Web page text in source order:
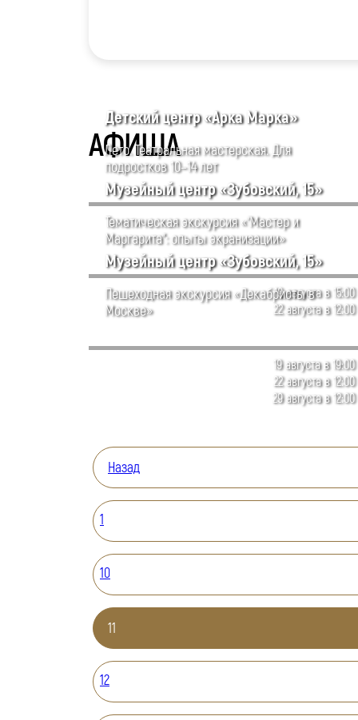
АФИША
Детский центр «Арка Марка»
Лето. Театральная мастерская. Для
подростков 10–14 лет
19 августа в 15:00
22 августа в 12:00
Музейный центр «Зубовский, 15»
Тематическая экскурсия «”Мастер и
Маргарита”: опыты экранизации»
19 августа в 19:00
22 августа в 12:00
29 августа в 12:00
Музейный центр «Зубовский, 15»
Пешеходная экскурсия «Декабристы в
Москве»
Назад
1
10
11
12